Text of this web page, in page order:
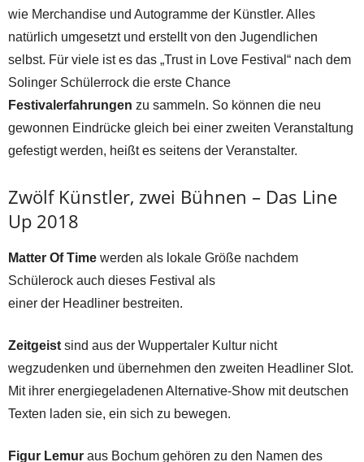
wie Merchandise und Autogramme der Künstler. Alles
natürlich umgesetzt und erstellt von den Jugendlichen
selbst. Für viele ist es das „Trust in Love Festival“ nach dem
Solinger Schülerrock die erste Chance
Festivalerfahrungen zu sammeln. So können die neu
gewonnen Eindrücke gleich bei einer zweiten Veranstaltung
gefestigt werden, heißt es seitens der Veranstalter.
Zwölf Künstler, zwei Bühnen – Das Line
Up 2018
Matter Of Time werden als lokale Größe nachdem
Schülerock auch dieses Festival als
einer der Headliner bestreiten.
Zeitgeist sind aus der Wuppertaler Kultur nicht
wegzudenken und übernehmen den zweiten Headliner Slot.
Mit ihrer energiegeladenen Alternative-Show mit deutschen
Texten laden sie, ein sich zu bewegen.
Figur Lemur aus Bochum gehören zu den Namen des